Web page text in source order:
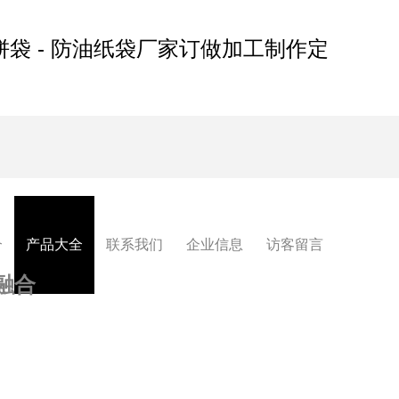
- 防油纸袋厂家订做加工制作定
产品大全 联系我们 企业信息 访客留言
合